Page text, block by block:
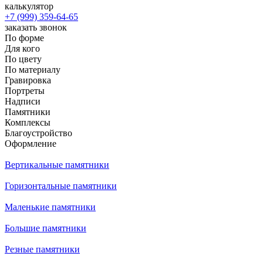
калькулятор
+7 (999) 359-64-65
заказать звонок
По форме
Для кого
По цвету
По материалу
Гравировка
Портреты
Надписи
Памятники
Комплексы
Благоустройство
Оформление
Вертикальные памятники
Горизонтальные памятники
Маленькие памятники
Большие памятники
Резные памятники